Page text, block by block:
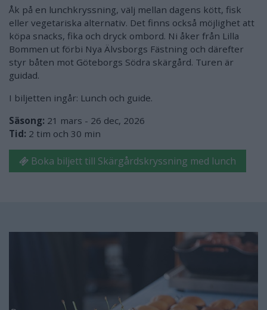
Åk på en lunchkryssning, välj mellan dagens kött, fisk
eller vegetariska alternativ. Det finns också möjlighet att
köpa snacks, fika och dryck ombord. Ni åker från Lilla
Bommen ut förbi Nya Älvsborgs Fästning och därefter
styr båten mot Göteborgs Södra skärgård. Turen är
guidad.
I biljetten ingår: Lunch och guide.
Säsong: 21 mars - 26 dec, 2026
Tid: 2 tim och 30 min
Boka biljett till Skärgårdskryssning med lunch